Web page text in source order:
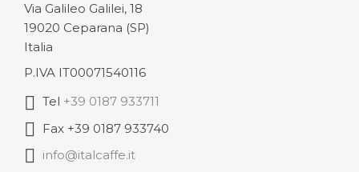
Via Galileo Galilei, 18
19020 Ceparana (SP)
Italia
P.IVA IT00071540116
Tel +39 0187 933711
Fax +39 0187 933740
info@italcaffe.it